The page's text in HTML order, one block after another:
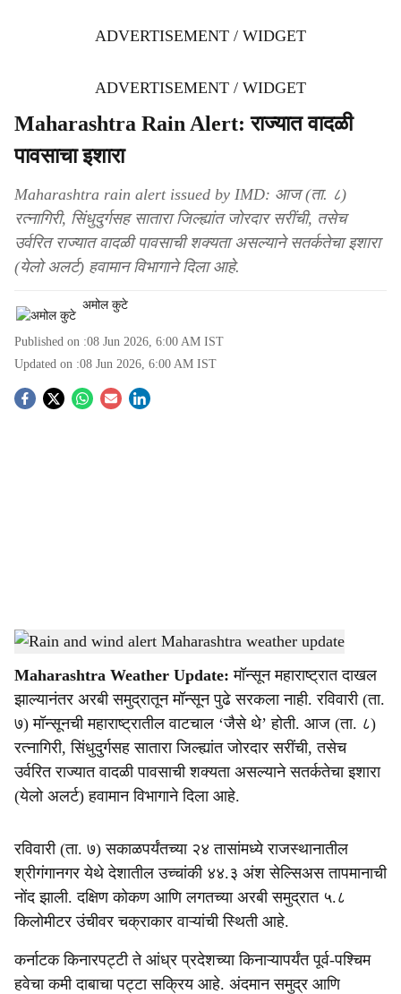
ADVERTISEMENT / WIDGET
ADVERTISEMENT / WIDGET
Maharashtra Rain Alert: राज्यात वादळी
पावसाचा इशारा
Maharashtra rain alert issued by IMD: आज (ता. ८)
रत्नागिरी, सिंधुदुर्गसह सातारा जिल्ह्यांत जोरदार सरींची, तसेच
उर्वरित राज्यात वादळी पावसाची शक्यता असल्याने सतर्कतेचा इशारा
(येलो अलर्ट) हवामान विभागाने दिला आहे.
अमोल कुटे
Published on :08 Jun 2026, 6:00 AM IST
Updated on :08 Jun 2026, 6:00 AM IST
S
a
r
e
Maharashtra stormy rain alert latest update-Agrowon
Maharashtra Weather Update: मॉन्सून महाराष्ट्रात दाखल
झाल्यानंतर अरबी समुद्रातून मॉन्सून पुढे सरकला नाही. रविवारी (ता.
७) मॉन्सूनची महाराष्ट्रातील वाटचाल ‘जैसे थे’ होती. आज (ता. ८)
रत्नागिरी, सिंधुदुर्गसह सातारा जिल्ह्यांत जोरदार सरींची, तसेच
उर्वरित राज्यात वादळी पावसाची शक्यता असल्याने सतर्कतेचा इशारा
(येलो अलर्ट) हवामान विभागाने दिला आहे.
रविवारी (ता. ७) सकाळपर्यंतच्या २४ तासांमध्ये राजस्थानातील
श्रीगंगानगर येथे देशातील उच्चांकी ४४.३ अंश सेल्सिअस तापमानाची
नोंद झाली. दक्षिण कोकण आणि लगतच्या अरबी समुद्रात ५.८
किलोमीटर उंचीवर चक्राकार वाऱ्यांची स्थिती आहे.
कर्नाटक किनारपट्टी ते आंध्र प्रदेशच्या किनाऱ्यापर्यंत पूर्व-पश्चिम
हवेचा कमी दाबाचा पट्टा सक्रिय आहे. अंदमान समुद्र आणि